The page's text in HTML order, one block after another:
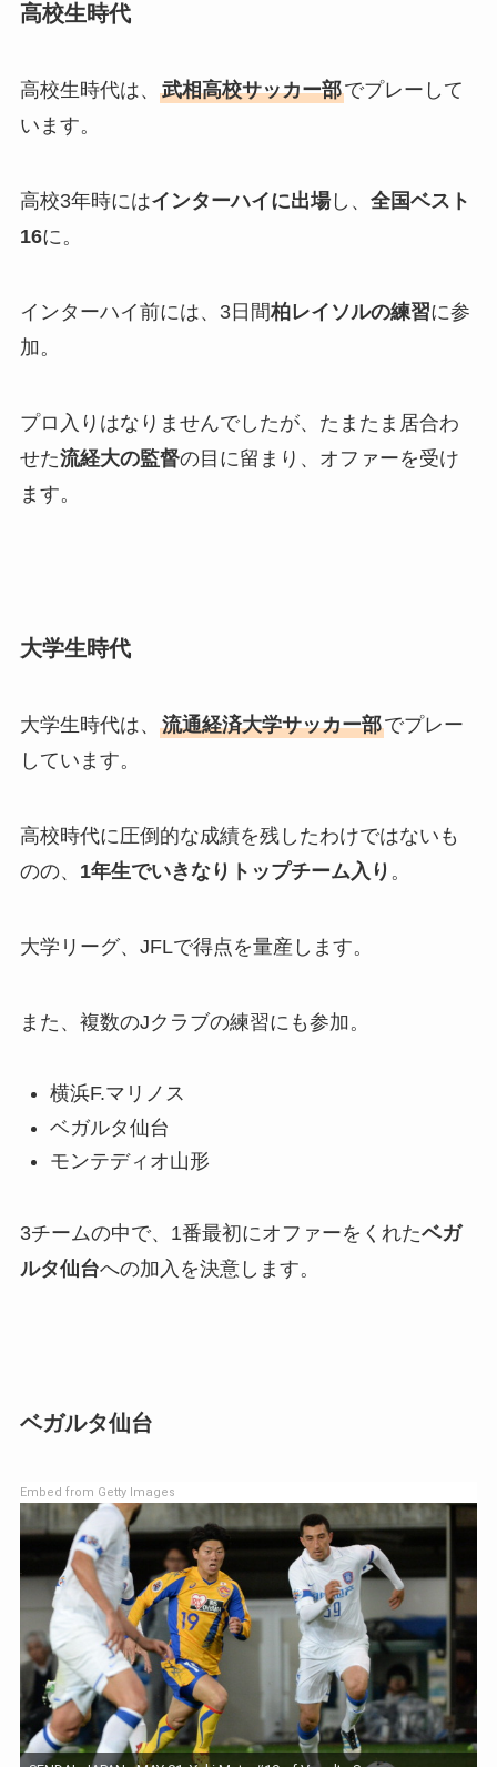
高校生時代
高校生時代は、 武相高校サッカー部でプレーして
います。
高校3年時にはインターハイに出場し、 全国ベスト
16に。
インターハイ前には、3日間柏レイソルの練習に参
加。
プロ入りはなりませんでしたが、たまたま居合わ
せた流経大の監督の目に留まり、オファーを受け
ます。
大学生時代
大学生時代は、 流通経済大学サッカー部でプレー
しています。
高校時代に圧倒的な成績を残したわけではないも
のの、 1年生でいきなりトップチーム入り 。
大学リーグ、JFLで得点を量産します。
また、複数のJクラブの練習にも参加。
横浜F.マリノス
ベガルタ仙台
モンテディオ山形
3チームの中で、1番最初にオファーをくれたベガ
ルタ仙台への加入を決意します。
ベガルタ仙台
Embed from Getty Images